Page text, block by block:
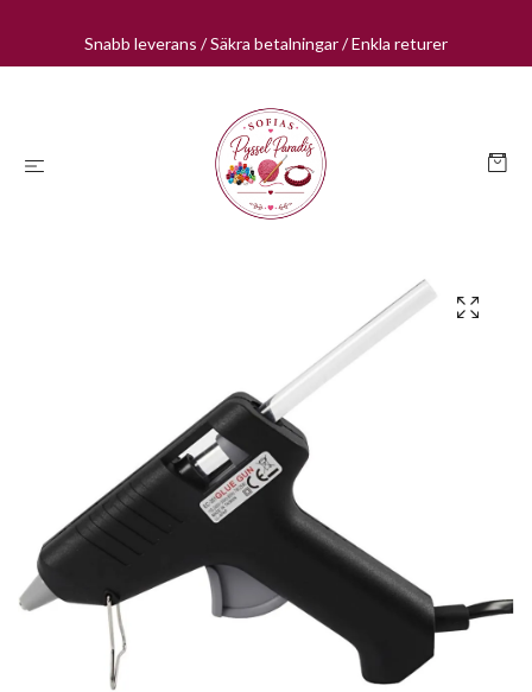
Snabb leverans / Säkra betalningar / Enkla returer